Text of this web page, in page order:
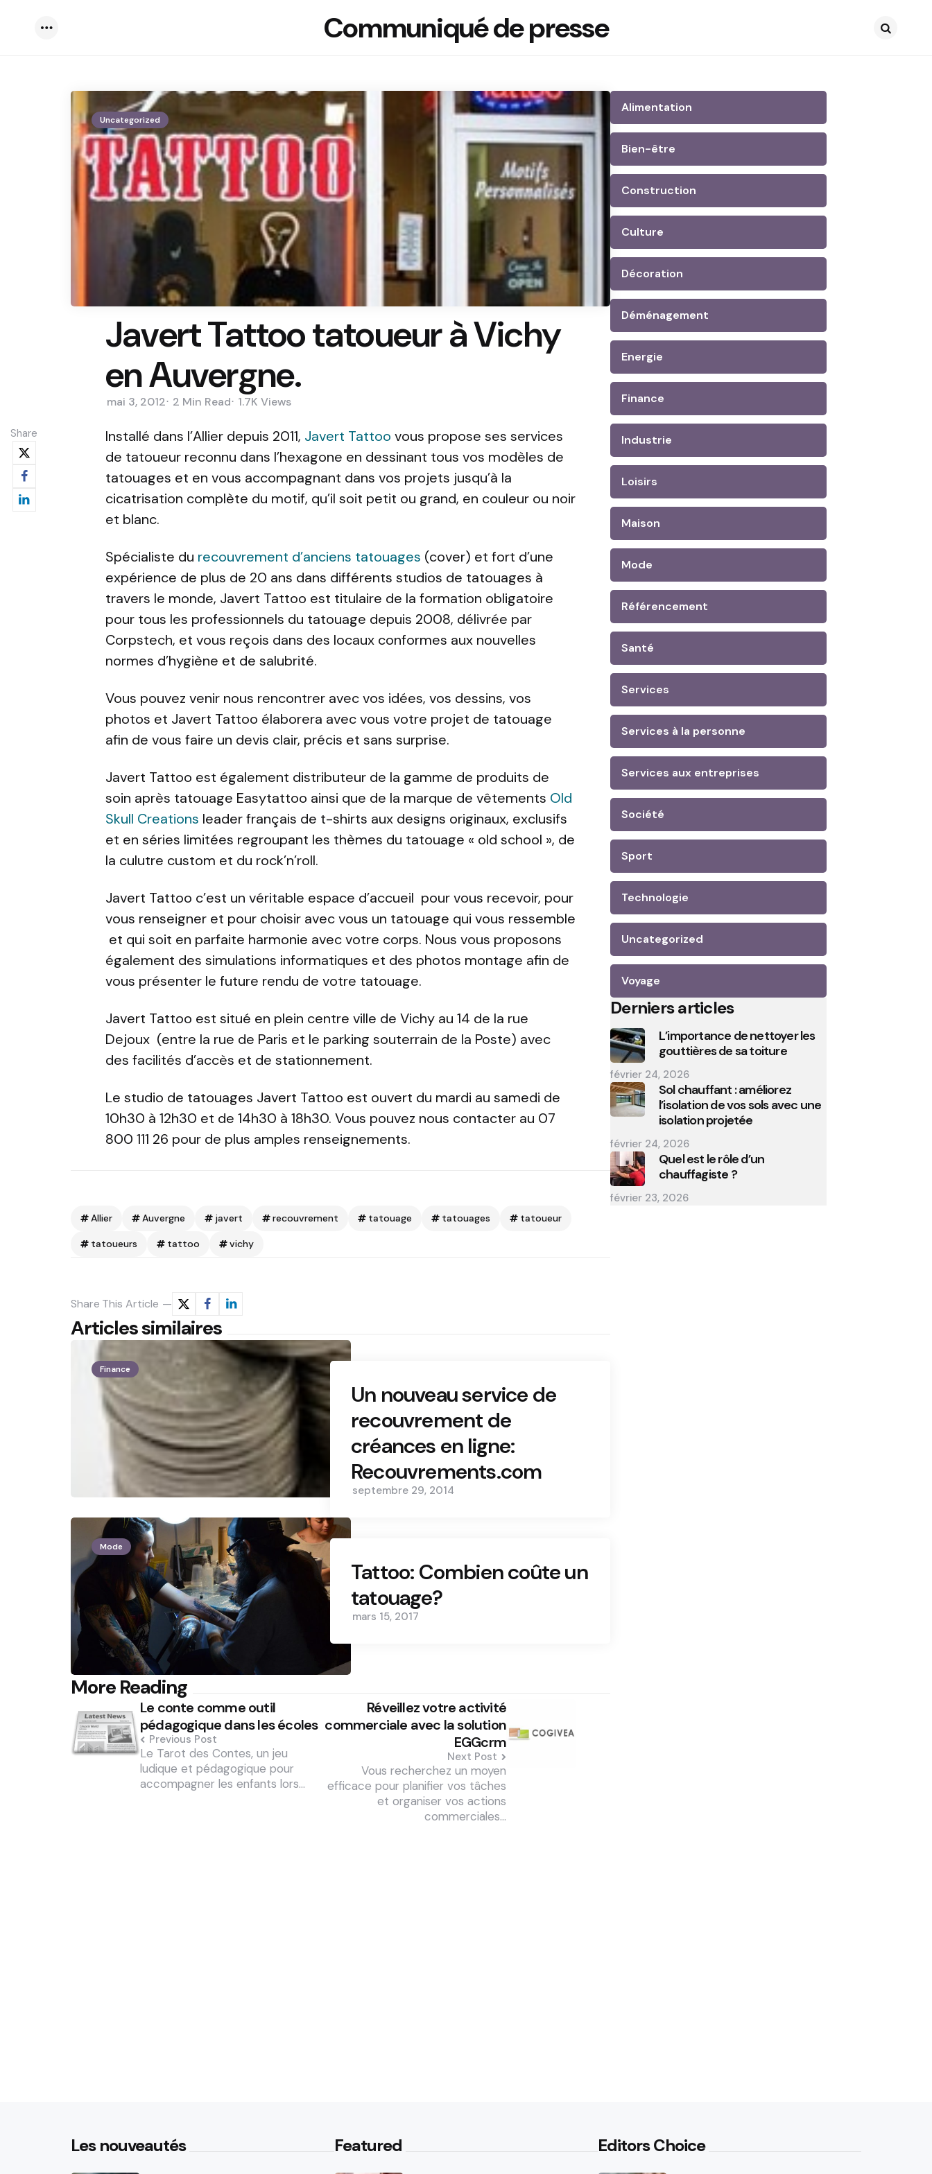
Communiqué de presse
Uncategorized
Javert Tattoo tatoueur à Vichy
en Auvergne.
mai 3, 2012 2 Min Read 1.7K Views
Share Installé dans l’Allier depuis 2011, Javert Tattoo vous propose ses services
de tatoueur reconnu dans l’hexagone en dessinant tous vos modèles de
tatouages et en vous accompagnant dans vos projets jusqu’à la
cicatrisation complète du motif, qu’il soit petit ou grand, en couleur ou noir
et blanc.
Spécialiste du recouvrement d’anciens tatouages (cover) et fort d’une
expérience de plus de 20 ans dans différents studios de tatouages à
travers le monde, Javert Tattoo est titulaire de la formation obligatoire
pour tous les professionnels du tatouage depuis 2008, délivrée par
Corpstech, et vous reçois dans des locaux conformes aux nouvelles
normes d’hygiène et de salubrité.
Vous pouvez venir nous rencontrer avec vos idées, vos dessins, vos
photos et Javert Tattoo élaborera avec vous votre projet de tatouage
afin de vous faire un devis clair, précis et sans surprise.
Javert Tattoo est également distributeur de la gamme de produits de
soin après tatouage Easytattoo ainsi que de la marque de vêtements Old
Skull Creations leader français de t-shirts aux designs originaux, exclusifs
et en séries limitées regroupant les thèmes du tatouage « old school », de
la culutre custom et du rock’n’roll.
Javert Tattoo c’est un véritable espace d’accueil pour vous recevoir, pour
vous renseigner et pour choisir avec vous un tatouage qui vous ressemble
et qui soit en parfaite harmonie avec votre corps. Nous vous proposons
également des simulations informatiques et des photos montage afin de
vous présenter le future rendu de votre tatouage.
Javert Tattoo est situé en plein centre ville de Vichy au 14 de la rue
Dejoux (entre la rue de Paris et le parking souterrain de la Poste) avec
des facilités d’accès et de stationnement.
Le studio de tatouages Javert Tattoo est ouvert du mardi au samedi de
10h30 à 12h30 et de 14h30 à 18h30. Vous pouvez nous contacter au 07
800 111 26 pour de plus amples renseignements.
Allier Auvergne javert recouvrement tatouage tatouages tatoueur
tatoueurs tattoo vichy
Share This Article
Articles similaires
Finance
Un nouveau service de
recouvrement de
créances en ligne:
Recouvrements.com
septembre 29, 2014
Mode
Tattoo: Combien coûte un
tatouage?
mars 15, 2017
More Reading
Post
navigationLe conte comme outil
pédagogique dans les écoles
Previous Post
Le Tarot des Contes, un jeu
ludique et pédagogique pour
accompagner les enfants lors…
Réveillez votre activité
commerciale avec la solution
EGGcrm
Next Post
Vous recherchez un moyen
efficace pour planifier vos tâches
et organiser vos actions
commerciales…
Alimentation
Bien-être
Construction
Culture
Décoration
Déménagement
Energie
Finance
Industrie
Loisirs
Maison
Mode
Référencement
Santé
Services
Services à la personne
Services aux entreprises
Société
Sport
Technologie
Uncategorized
Voyage
Derniers articles
L’importance de nettoyer les
gouttières de sa toiture
février 24, 2026
Sol chauffant : améliorez
l’isolation de vos sols avec une
isolation projetée
février 24, 2026
Quel est le rôle d’un
chauffagiste ?
février 23, 2026
Les nouveautés Featured Editors Choice